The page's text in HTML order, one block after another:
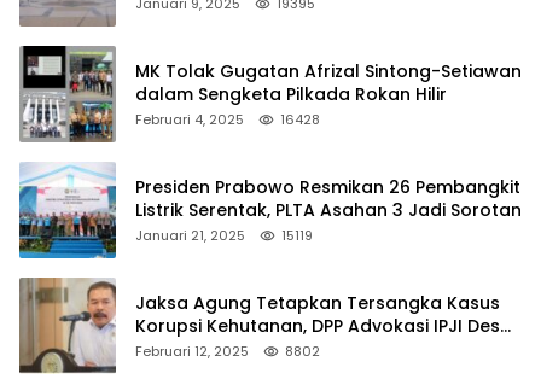
Januari 9, 2025 19395
MK Tolak Gugatan Afrizal Sintong-Setiawan
dalam Sengketa Pilkada Rokan Hilir
Februari 4, 2025 16428
Presiden Prabowo Resmikan 26 Pembangkit
Listrik Serentak, PLTA Asahan 3 Jadi Sorotan
Januari 21, 2025 15119
Jaksa Agung Tetapkan Tersangka Kasus
Korupsi Kehutanan, DPP Advokasi IPJI Desak
Pengusutan Pajak RAPP
Februari 12, 2025 8802